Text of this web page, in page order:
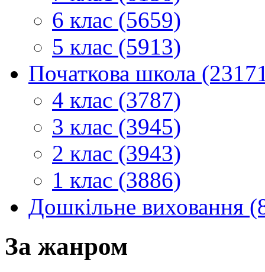
6 клас (5659)
5 клас (5913)
Початкова школа
4 клас (3787)
3 клас (3945)
2 клас (3943)
1 клас (3886)
Дошкільне виховання
За жанром